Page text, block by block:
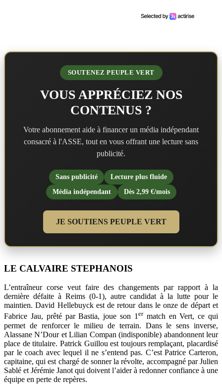
SOUTENEZ PEUPLE VERT
VOUS APPRÉCIEZ NOS
CONTENUS ?
Votre abonnement aide à financer un média indépendant
consacré à l'ASSE, tout en vous offrant une lecture sans
publicité.
Sans publicité
Lecture plus fluide
Média indépendant
Dès 2,99 €/mois
JE SOUTIENS PEUPLE VERT
LE CALVAIRE STEPHANOIS
L’entraîneur corse veut faire des changements par rapport à la
dernière défaite à Reims (0-1), autre candidat à la lutte pour le
maintien. David Hellebuyck est de retour dans le onze de départ et
Fabrice Jau, prêté par Bastia, joue son 1ermatch en Vert, ce qui
permet de renforcer le milieu de terrain. Dans le sens inverse,
Alassane N’Dour et Lilian Compan (indisponible) abandonnent leur
place de titulaire. Patrick Guillou est toujours remplaçant, placardisé
par le coach avec lequel il ne s’entend pas. C’est Patrice Carteron,
capitaine, qui est chargé de sonner la révolte, accompagné par Julien
Sablé et Jérémie Janot qui doivent l’aider à redonner confiance à une
équipe en perte de repères.